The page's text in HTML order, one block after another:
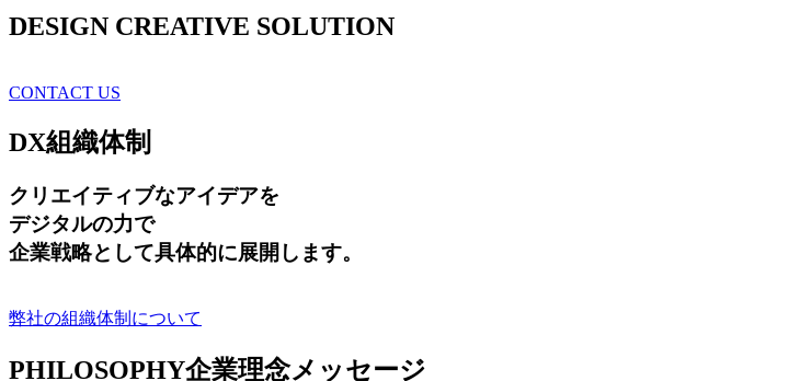
DESIGN CREATIVE SOLUTION
CONTACT US
DX組織体制
クリエイティブなアイデアを
デジタルの力で
企業戦略として具体的に展開します。
弊社の組織体制について
PHILOSOPHY企業理念メッセージ